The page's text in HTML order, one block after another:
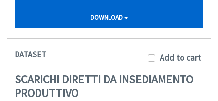
DOWNLOAD
DATASET Add to cart
SCARICHI DIRETTI DA INSEDIAMENTO
PRODUTTIVO